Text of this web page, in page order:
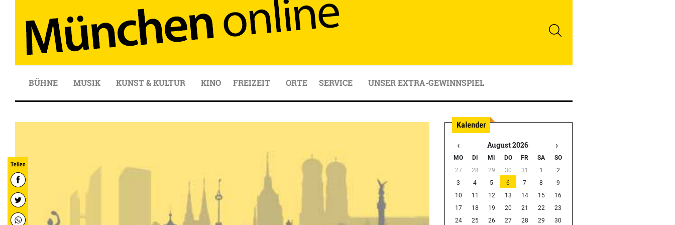
BÜHNE MUSIK KUNST & KULTUR KINO FREIZEIT ORTE SERVICE UNSER EXTRA-GEWINNSPIEL
‹ August 2026 ›
MO DI MI DO FR SA
SO
27
28 29 30 31 1
2
3
4 5 6 7 8
9
10
11 12 13 14 15
16
17
18 19 20 21 22
23
24
25 26 27 28 29 30